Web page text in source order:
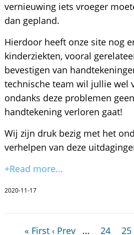
vernieuwing iets vroeger
dan gepland.
Hierdoor heeft onze site nog
kinderziekten, vooral
bevestigen van
technische team wil jullie wel
ondanks deze problemen
handtekening verloren gaat!
Wij zijn druk bezig met het
verhelpen van deze
+Read more...
2020-11-17
« First ‹ Prev … 24 25